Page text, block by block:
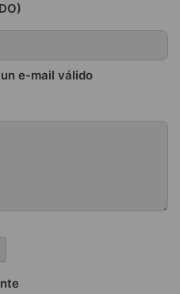
e-mail válido